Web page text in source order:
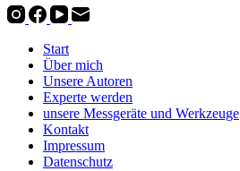
Start
Über mich
Unsere Autoren
Experte werden
unsere Messgeräte und Werkzeuge
Kontakt
Impressum
Datenschutz